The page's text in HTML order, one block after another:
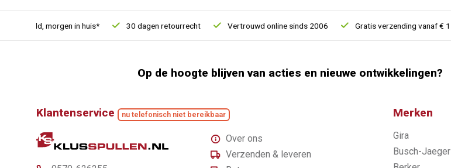
morgen in huis* 30 dagen retourrecht Vertrouwd online sinds 2006 Gratis verzending vanaf € 150
Op de hoogte blijven van acties en nieuwe ontwikkelingen?
Klantenservice nu telefonisch niet bereikbaar
Over ons
Verzenden & leveren
Merken
Gira
Busch-Jaeger